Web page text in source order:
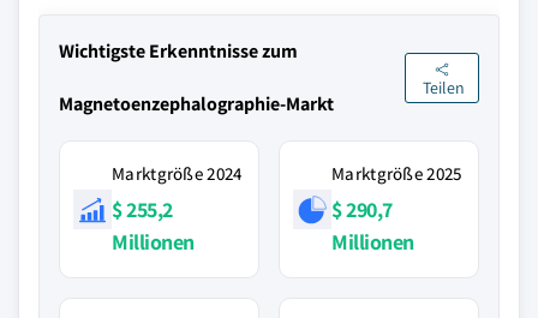
Wichtigste Erkenntnisse zum
Magnetoenzephalographie-Markt
Teilen
Marktgröße 2024
$ 255,2
Millionen
Marktgröße 2025
$ 290,7
Millionen